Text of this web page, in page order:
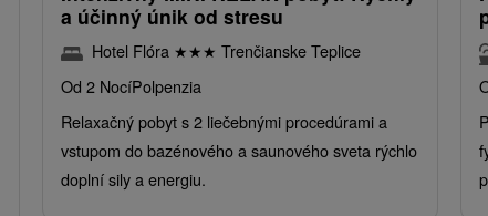
a účinný únik od stresu
Hotel Flóra ★★★ Trenčianske Teplice
Od 2 NocíPolpenzia
Relaxačný pobyt s 2 liečebnými procedúrami a
vstupom do bazénového a saunového sveta rýchlo
doplní sily a energiu.